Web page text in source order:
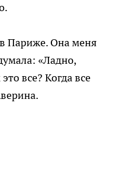
Париже. Она меня
«Ладно,
все? Когда все